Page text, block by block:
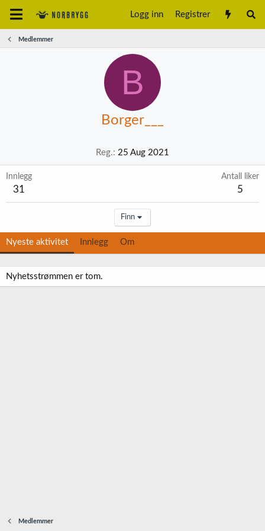
Logg inn Registrer
Medlemmer
B
Borger___
Reg. 25 Aug 2021
Innlegg
31
Antall liker
5
Finn
Nyeste aktivitet Innlegg Om
Nyhetsstrømmen er tom.
Medlemmer